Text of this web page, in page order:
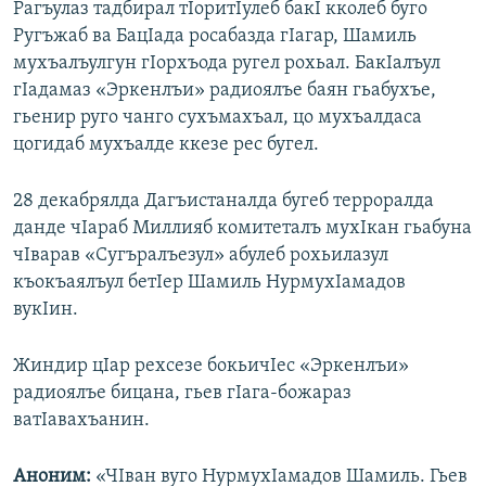
Рагъулаз тадбирал тIоритIулеб бакI кколеб буго
Ругъжаб ва БацIада росабазда гIагар, Шамиль
мухъалъулгун гIорхъода ругел рохьал. БакIалъул
гIадамаз «Эркенлъи» радиоялъе баян гьабухъе,
гьенир руго чанго сухъмахъал, цо мухъалдаса
цогидаб мухъалде ккезе рес бугел.
28 декабрялда Дагъистаналда бугеб терроралда
данде чIараб Миллияб комитеталъ мухIкан гьабуна
чIварав «Сугъралъезул» абулеб рохьилазул
къокъаялъул бетIер Шамиль НурмухIамадов
вукIин.
Жиндир цIар рехсезе бокьичIес «Эркенлъи»
радиоялъе бицана, гьев гIага-божараз
ватIавахъанин.
Аноним: «ЧIван вуго НурмухIамадов Шамиль. Гьев